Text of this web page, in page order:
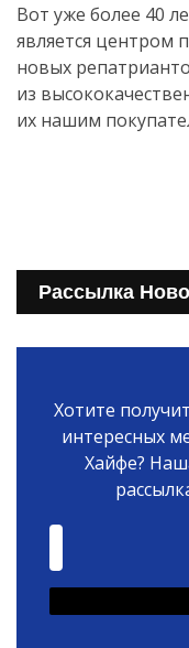
Вот уже более 40
является центром
новых
из
их нашим
Рассылка
Хотите
интересных
Хайфе?